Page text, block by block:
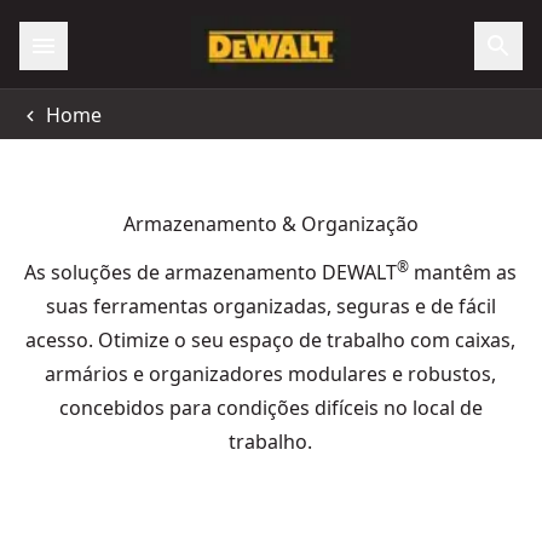
Home
Armazenamento & Organização
As soluções de armazenamento DEWALT® mantêm as
suas ferramentas organizadas, seguras e de fácil
acesso. Otimize o seu espaço de trabalho com caixas,
armários e organizadores modulares e robustos,
concebidos para condições difíceis no local de
trabalho.